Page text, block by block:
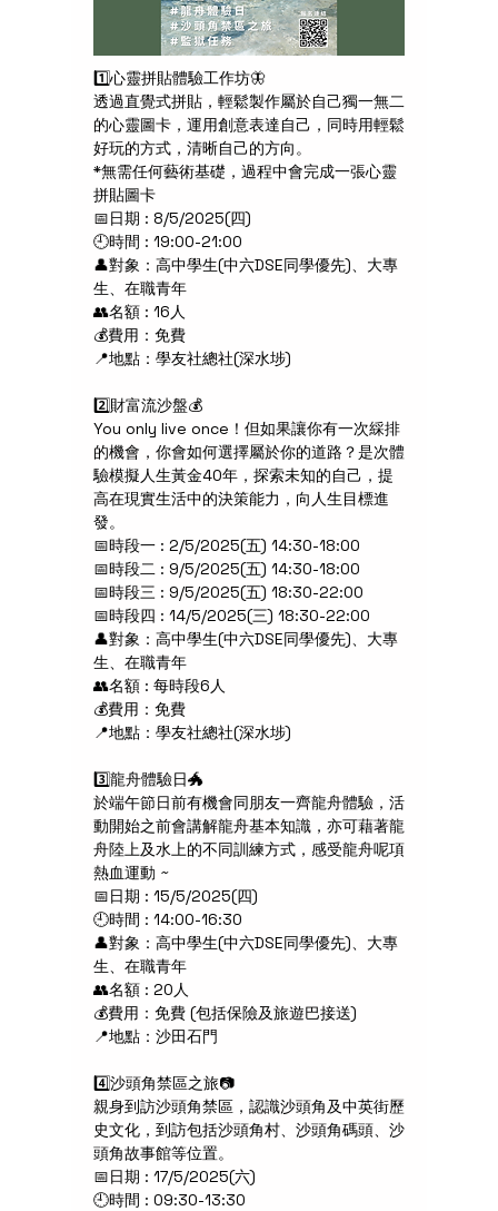
1️⃣心靈拼貼體驗工作坊🦋
透過直覺式拼貼，輕鬆製作屬於自己獨一無二
的心靈圖卡，運用創意表達自己，同時用輕鬆
好玩的方式，清晰自己的方向。
*無需任何藝術基礎，過程中會完成一張心靈
拼貼圖卡
📅日期 : 8/5/2025(四)
🕘時間 : 19:00-21:00
👤對象：高中學生(中六DSE同學優先)、大專
生、在職青年
👥名額 : 16人
💰費用：免費
📍地點：學友社總社(深水埗)
2️⃣財富流沙盤💰
You only live once！但如果讓你有一次綵排
的機會，你會如何選擇屬於你的道路？是次體
驗模擬人生黃金40年，探索未知的自己，提
高在現實生活中的決策能力，向人生目標進
發。
📅時段一 : 2/5/2025(五) 14:30-18:00
📅時段二 : 9/5/2025(五) 14:30-18:00
📅時段三 : 9/5/2025(五) 18:30-22:00
📅時段四 : 14/5/2025(三) 18:30-22:00
👤對象：高中學生(中六DSE同學優先)、大專
生、在職青年
👥名額 : 每時段6人
💰費用：免費
📍地點：學友社總社(深水埗)
3️⃣龍舟體驗日🐲
於端午節日前有機會同朋友一齊龍舟體驗，活
動開始之前會講解龍舟基本知識，亦可藉著龍
舟陸上及水上的不同訓練方式，感受龍舟呢項
熱血運動 ~
📅日期 : 15/5/2025(四)
🕘時間 : 14:00-16:30
👤對象：高中學生(中六DSE同學優先)、大專
生、在職青年
👥名額 : 20人
💰費用：免費 (包括保險及旅遊巴接送)
📍地點：沙田石門
4️⃣沙頭角禁區之旅📷
親身到訪沙頭角禁區，認識沙頭角及中英街歷
史文化，到訪包括沙頭角村、沙頭角碼頭、沙
頭角故事館等位置。
📅日期 : 17/5/2025(六)
🕘時間 : 09:30-13:30